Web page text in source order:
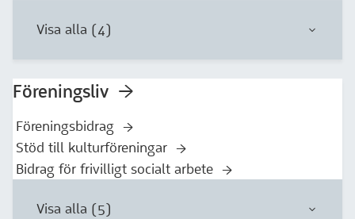
Visa alla (4)
Föreningsliv
Föreningsbidrag
Stöd till kulturföreningar
Bidrag för frivilligt socialt arbete
Visa alla (5)